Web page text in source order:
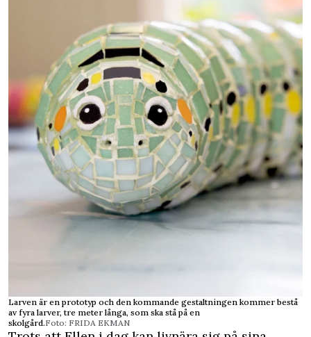
Larven är en prototyp och den kommande gestaltningen kommer bestå
av fyra larver, tre meter långa, som ska stå på en
skolgård.Foto: FRIDA EKMAN